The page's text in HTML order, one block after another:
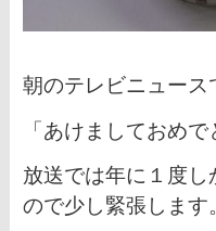
朝のテレビニュース
「あけましておめで
放送では年に１度
ので少し緊張します